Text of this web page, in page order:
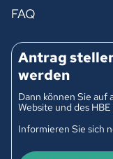
FAQ
Antrag
werden
Dann können Sie auf
Website und des
Informieren Sie sich